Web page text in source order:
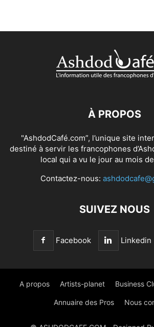
À PROPOS
"AshdodCafé.com”, l’unique site
destiné à servir les francophones
local qui a vu le jour au mois
Contactez-nous:
SUIVEZ NOUS
Facebook Linkedin
A propos Artists-planet Business
Annuaire des Pros Nous